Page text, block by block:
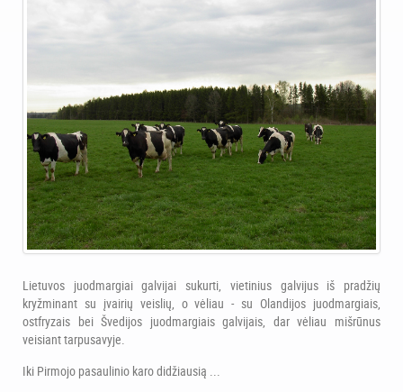
Lietuvos juodmargiai galvijai sukurti, vietinius galvijus iš pradžių
kryžminant su įvairių veislių, o vėliau - su Olandijos juodmargiais,
ostfryzais bei Švedijos juodmargiais galvijais, dar vėliau mišrūnus
veisiant tarpusavyje.
Iki Pirmojo pasaulinio karo didžiausią ...